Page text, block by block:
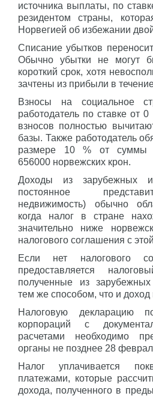
источника выплаты, по
резидентом страны,
Норвегией об избежании
Списание убытков
Обычно убытки не могут
короткий срок, хотя
зачтены из прибыли в
Взносы на социальное
работодатель по ставке от
взносов полностью
базы. Также работодатель
размере 10 % от суммы
656000 норвежских крон.
Доходы из зарубежных
постоянное
недвижимость) обычно
когда налог в стране
значительно ниже
налогового соглашения с
Если нет налогового
предоставляется
полученные из зарубежных
тем же способом, что и доход
Налоговую декларацию
корпораций с
расчетами необходимо
органы не позднее 28
Налог уплачивается
платежами, которые
дохода, полученного в